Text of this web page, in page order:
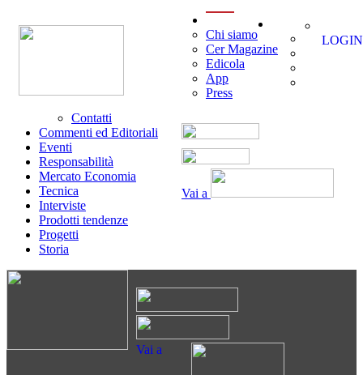
Vai a
Chi siamo
Cer Magazine
Edicola
App
Press
Contatti
Commenti ed Editoriali
Eventi
Responsabilità
Mercato Economia
Tecnica
Interviste
Prodotti tendenze
Progetti
Storia
LOGIN
Vai a